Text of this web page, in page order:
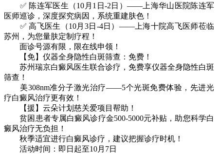
✅ 陈连军医生（10月1日-2日）——上海华山医院陈连军
医师巡诊，深度探究病因，系统重建肤色！
✅ 高飞医生（10月3日-4日）——上海十院高飞医师莅临
苏州，为您量肤定制疗程！
面诊号源有限，限在线申领！
【免】仪器全身隐性白斑筛查：免费！
苏州瑞京白癜风医生联合诊疗，免费享仪器全身隐性白斑
筛查！
美308nm准分子激光治疗——5个光斑免费体验，先进光
疗白癜风治疗更有效！
【援】云朵计划慈关爱项目帮助！
贫困患者专属白癜风诊疗金500-5000元补贴，助您科学白
癜风治疗无负担！
秋季适宜进行白癜风诊疗，建议把握诊疗时机！
活动时间：即日起至10月7日